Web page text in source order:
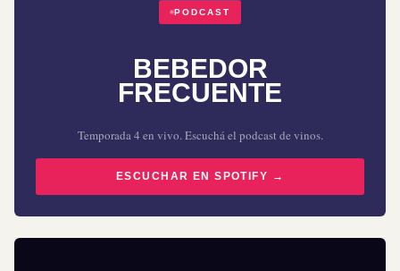
PODCAST
BEBEDOR
FRECUENTE
Temporada 4 en vivo. Escuchá el podcast de vinos.
ESCUCHAR EN SPOTIFY →